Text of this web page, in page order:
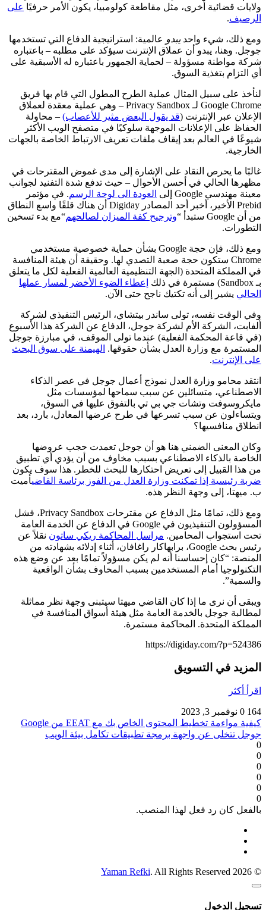
ولايات قضائية أخرى، مثل مقاطعة كولومبيا، يكون الأمر حرفيًا على
الرصيف.
ومع ذلك، شيء واحديبدو عالمية: استراتيجية الدفاع التي تستخدمها
جوجل. وهنا، يبدو أن عملاق الإنترنت سيؤكد على مطلبه – باعتباره
شركة مواطنة مسؤولة – لحماية الجمهور باعتباره له الأسبقية على
أي التزام بتغذية السوق.
لنأخذ على سبيل المثال عملية الطرح المطول التي قام بها فريق
Google Chrome لـ Privacy Sandbox – وهي عملية معقدة لعملاق
الإعلان عبر الإنترنت (قد يقول البعض مثير للأعصاب) – محاولة
الحفاظ على الإعلانات الموجهة سلوكيًا في متصفح الويب الأكثر
شيوعًا في العالم بعد إيقاف ملفات تعريف الارتباط الخاصة بالجهات
الخارجية.
غالبًا ما يحرص النقاد على الإشارة إلى مدى غموض المقترحات في
مظهرها الحالي في أحسن الأحوال – حيث تدفع شدة التفنيد لجوانب
معينة مهندسي Google إلى
العودة الى لوحة الرسم. في مؤتمر
Prebid الأخير، أخبر أحد المصادر Digiday أن هناك قلقًا واسع النطاق
من أن Google ستبدأ “
وترجيح كفة الميزان لصالحهم“مع بدء تسخين
التطورات.
ومع ذلك، فإن حجة Google بشأن حماية خصوصية مستخدمي
Chrome ستكون حجة صعبة التصدي لها. وحقيقة أن هيئة المنافسة
في المملكة المتحدة (الجهة التنظيمية العالمية الفعلية لكل ما يتعلق
بـ Sandbox) مستمرة في ذلك
إعطاء الضوء الأخضر لمسار عملها
الحالي يشير إلى أنه تكتيك ناجح حتى الآن.
وفي الوقت نفسه، تولى ساندر بيتشاي، الرئيس التنفيذي لشركة
ألفابت، الشركة الأم لشركة جوجل، الدفاع عن الشركة هذا الأسبوع
(في قاعة المحكمة الفعلية) عندما تولى الموقف، في مبارزة جوجل
المستمرة مع وزارة العدل بشأن حقوقها. الهيمنة على سوق البحث
على الإنترنت.
انتقد محامو وزارة العدل نموذج أعمال جوجل في عصر الذكاء
الاصطناعي، متسائلين عن سبب سماحها لمؤسسات مثل
مايكروسوفت وتشات جي بي تي بالتفوق عليها في السوق،
ويتساءلون عن سبب تسرعها في طرح عرضها المعادل، بارد، بعد
انطلاق منافسيها؟
وكان المعنى الضمني هنا هو أن جوجل تعمدت حجب عروضها
الخاصة بالذكاء الاصطناعي بسبب مخاوف من أن يؤدي أي تطبيق
من هذا القبيل إلى تعريض احتكارها للبحث للخطر. هذا سوف يكون
ضربة رئيسية إذا تمكنت وزارة العدل من الفوز برئاسة القاضيأميت
ب. ميهتا، إلى وجهة النظر هذه.
ومع ذلك، تمامًا مثل الدفاع عن مقترحات Privacy Sandbox، فشل
المسؤولون التنفيذيون في Google في الدفاع عن الخدمة العامة
تحت استجواب المحامين. مراسل المحاكمة ريكي ساتون نقلاً عن
رئيس بحث Google، برابهاكار راغافان، أثناء إدلائه بشهادته من
المنصة: “كان إحساسنا أنه لم يكن مسؤولاً تمامًا بعد عن وضع هذه
التكنولوجيا أمام المستخدمين بسبب المخاوف بشأن الواقعية
والسمية”.
ويبقى أن نرى ما إذا كان القاضي ميهتا سيتبنى وجهة نظر مماثلة
لمطالبة جوجل بالخدمة العامة مثل هيئة أسواق المنافسة في
المملكة المتحدة. المحاكمة مستمرة.
https://digiday.com/?p=524386
المزيد في التسويق
اقرأ أكثر
164
0 نوفمبر 3, 2023
كيفية مواءمة تخطيط المحتوى الخاص بك مع EEAT من Google
جوجل تتخلى عن واجهة برمجة تطبيقات تكامل بيئة الويب
0
0
0
0
0
0
بالفعل كان رد فعل لهذا المنصب.
© 2026
Yaman Refki. All Rights Reserved
تسجيل الدخول